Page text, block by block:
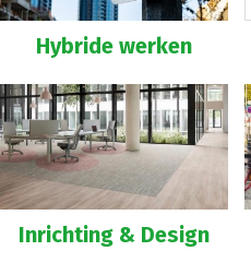
Hybride werken
Inrichting & Design